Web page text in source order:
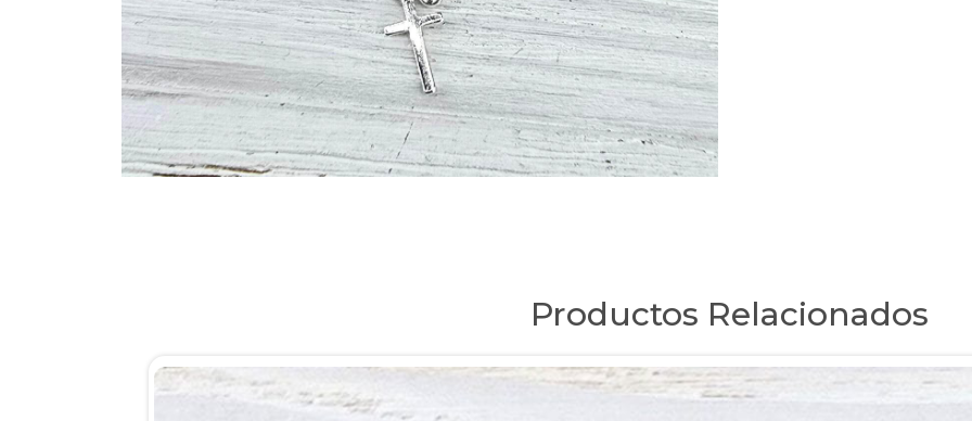
Productos Relacionados